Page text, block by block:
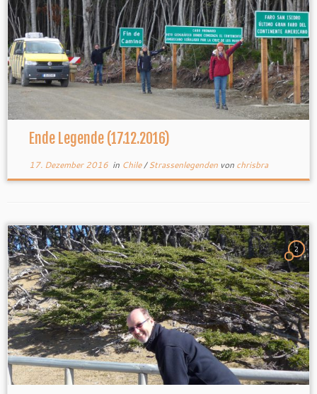
Ende Legende (17.12.2016)
17. Dezember 2016in Chile/Strassenlegenden von chrisbra
2